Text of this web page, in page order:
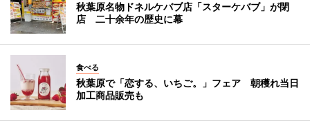
秋葉原名物ドネルケバブ店「スターケバブ」が閉
店 二十余年の歴史に幕
食べる
秋葉原で「恋する、いちご。」フェア 朝穫れ当日
加工商品販売も